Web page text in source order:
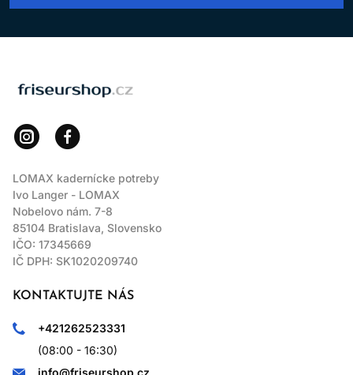
LOMAX kadernícke potreby
Ivo Langer - LOMAX
Nobelovo nám. 7-8
85104 Bratislava, Slovensko
IČO: 17345669
IČ DPH: SK1020209740
KONTAKTUJTE NÁS
+421262523331
(08:00 - 16:30)